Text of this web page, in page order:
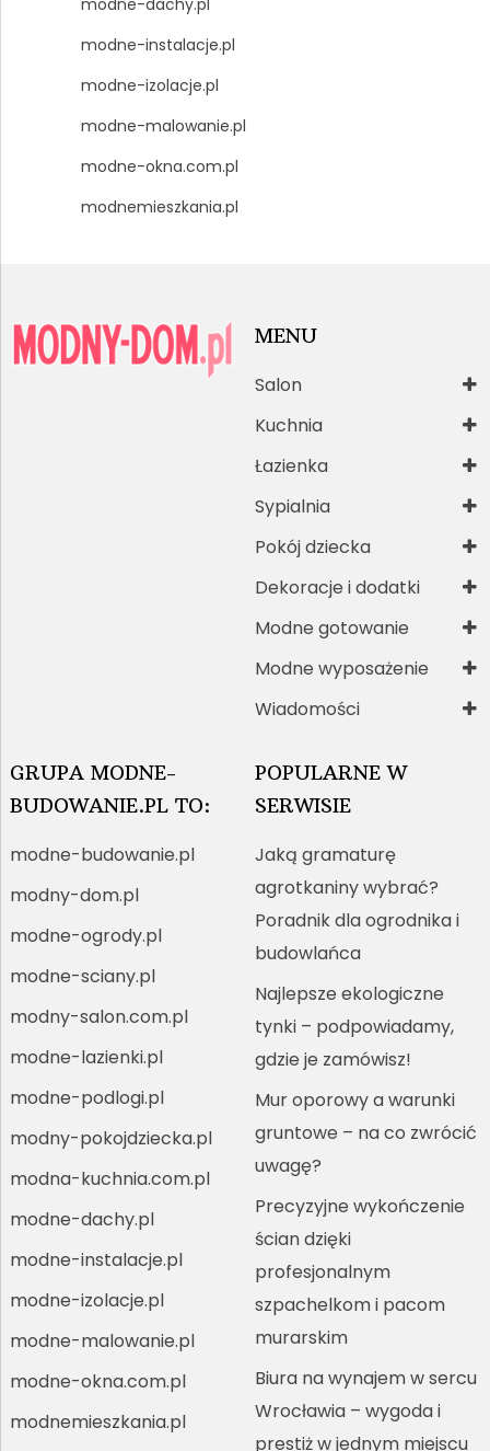
modne-instalacje.pl
modne-izolacje.pl
modne-malowanie.pl
modne-okna.com.pl
modnemieszkania.pl
MENU
Salon
Kuchnia
Łazienka
Sypialnia
Pokój dziecka
Dekoracje i dodatki
Modne gotowanie
Modne wyposażenie
Wiadomości
GRUPA MODNE-
BUDOWANIE.PL TO:
modne-budowanie.pl
modny-dom.pl
modne-ogrody.pl
modne-sciany.pl
modny-salon.com.pl
modne-lazienki.pl
modne-podlogi.pl
modny-pokojdziecka.pl
modna-kuchnia.com.pl
modne-dachy.pl
modne-instalacje.pl
modne-izolacje.pl
modne-malowanie.pl
modne-okna.com.pl
modnemieszkania.pl
POPULARNE W
SERWISIE
Jaką gramaturę
agrotkaniny wybrać?
Poradnik dla ogrodnika i
budowlańca
Najlepsze ekologiczne
tynki – podpowiadamy,
gdzie je zamówisz!
Mur oporowy a warunki
gruntowe – na co zwrócić
uwagę?
Precyzyjne wykończenie
ścian dzięki
profesjonalnym
szpachelkom i pacom
murarskim
Biura na wynajem w sercu
Wrocławia – wygoda i
prestiż w jednym miejscu